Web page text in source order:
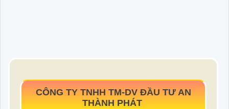
CÔNG TY TNHH TM-DV ĐẦU TƯ AN
THÀNH PHÁT